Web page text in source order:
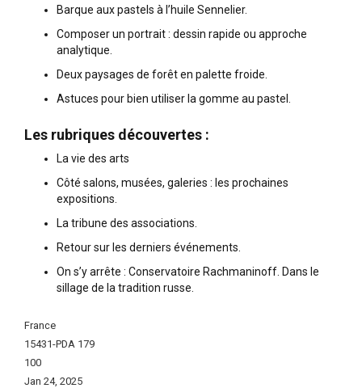
Barque aux pastels à l’huile Sennelier.
Composer un portrait : dessin rapide ou approche
analytique.
Deux paysages de forêt en palette froide.
Astuces pour bien utiliser la gomme au pastel.
Les rubriques découvertes :
La vie des arts
Côté salons, musées, galeries : les prochaines
expositions.
La tribune des associations.
Retour sur les derniers événements.
On s’y arrête : Conservatoire Rachmaninoff. Dans le
sillage de la tradition russe.
More
Information
France
15431-PDA 179
100
Jan 24, 2025